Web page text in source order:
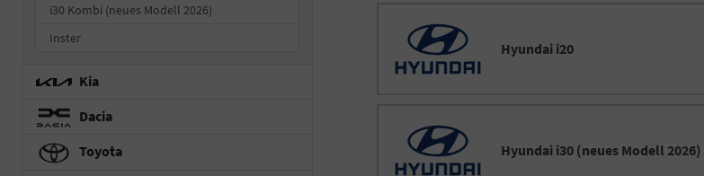
Hyundai i20
Hyundai i30 (neues Modell 2026)
i30 Kombi (neues Modell 2026)
Inster
Kia
Dacia
Toyota